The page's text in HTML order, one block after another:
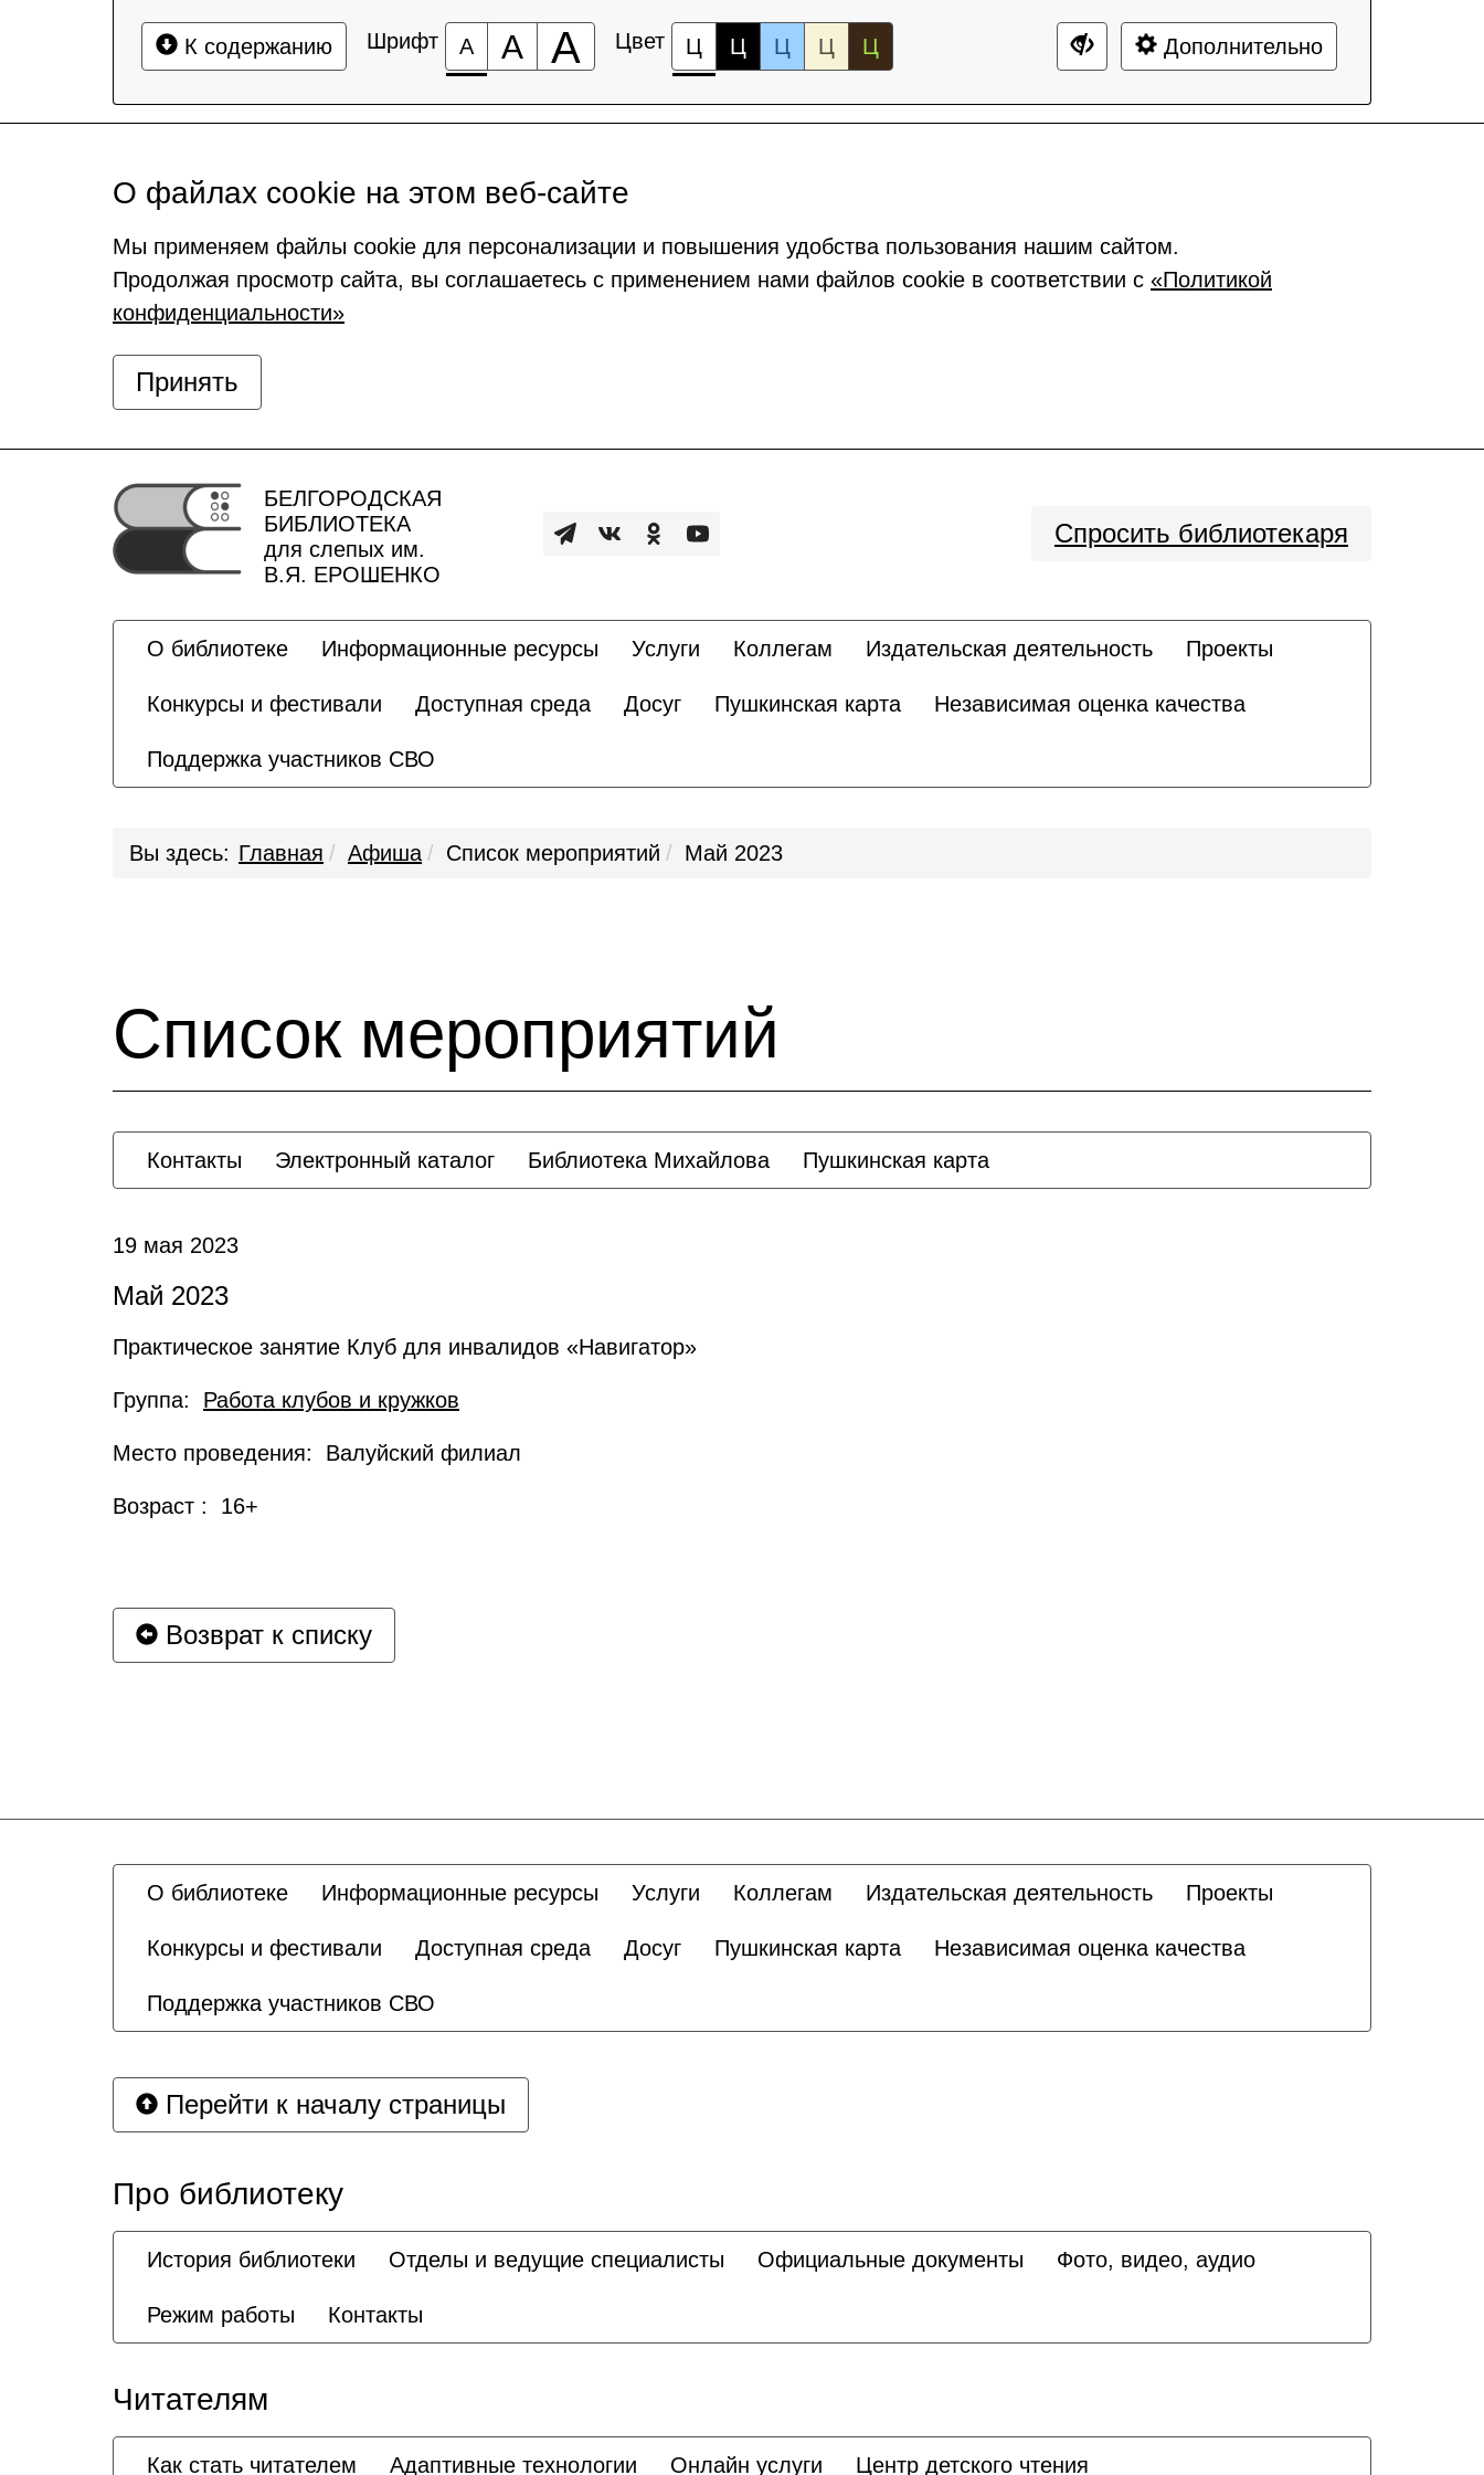
К содержанию Шрифт А А А Цвет Ц Ц Ц Ц Ц Дополнительно
О файлах cookie на этом веб-сайте
Мы применяем файлы cookie для персонализации и повышения удобства пользования нашим сайтом.
Продолжая просмотр сайта, вы соглашаетесь с применением нами файлов cookie в соответствии с «Политикой
конфиденциальности»
Принять
БЕЛГОРОДСКАЯ
БИБЛИОТЕКА
для слепых им.
В.Я. ЕРОШЕНКО
Спросить библиотекаря
О библиотеке Информационные ресурсы Услуги Коллегам Издательская деятельность Проекты
Конкурсы и фестивали Доступная среда Досуг Пушкинская карта Независимая оценка качества
Поддержка участников СВО
Вы здесь: Главная Афиша Список мероприятий Май 2023
Список мероприятий
Контакты Электронный каталог Библиотека Михайлова Пушкинская карта
19 мая 2023
Май 2023
Практическое занятие Клуб для инвалидов «Навигатор»
Группа: Работа клубов и кружков
Место проведения: Валуйский филиал
Возраст : 16+
Возврат к списку
О библиотеке Информационные ресурсы Услуги Коллегам Издательская деятельность Проекты
Конкурсы и фестивали Доступная среда Досуг Пушкинская карта Независимая оценка качества
Поддержка участников СВО
Перейти к началу страницы
Про библиотеку
История библиотеки Отделы и ведущие специалисты Официальные документы Фото, видео, аудио
Режим работы Контакты
Читателям
Как стать читателем Адаптивные технологии Онлайн услуги Центр детского чтения